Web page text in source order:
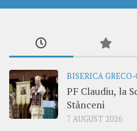
BISERICA
PF Claudiu, la
Stânceni
7 AUGUST 2026